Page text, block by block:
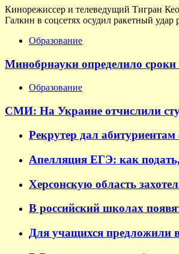
Кинорежиссер и телеведущий Тигран
Галкин в соцсетях осудил ракетный
Образование
Минобрнауки определило сроки
Образование
СМИ: На Украине отчислили
Рекрутер дал абитуриентам
Апелляция ЕГЭ: как
Херсонскую область
В российский школах
Для учащихся предложили